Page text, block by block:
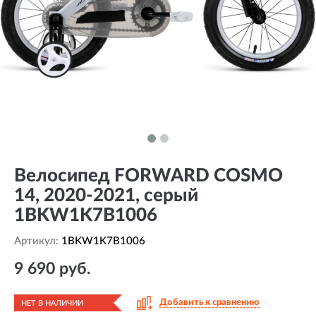
Велосипед FORWARD COSMO
14, 2020-2021, серый
1BKW1K7B1006
Артикул: 1BKW1K7B1006
9 690 руб.
НЕТ В НАЛИЧИИ Добавить к сравнению